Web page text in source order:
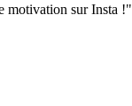
motivation sur Insta !"